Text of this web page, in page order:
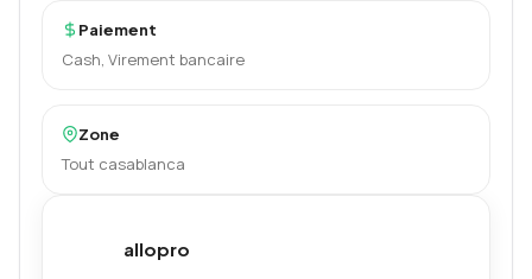
Paiement
Cash, Virement bancaire
Zone
Tout casablanca
allopro